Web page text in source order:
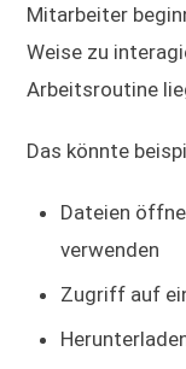
Mitarbeiter
Weise zu
Arbeitsroutine
Das könnte
Dateien
verwenden
Zugriff auf